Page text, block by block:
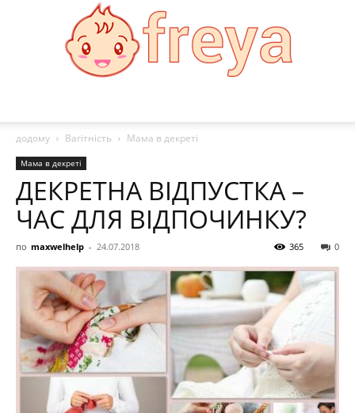
додому
Вагітність Мама в декреті
Мама в декреті
ДЕКРЕТНА ВІДПУСТКА –
ЧАС ДЛЯ ВІДПОЧИНКУ?
по maxwelhelp - 24.07.2018 0
365